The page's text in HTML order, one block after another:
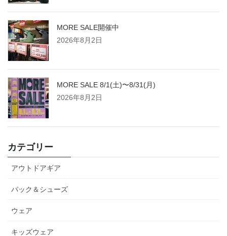
MORE SALE開催中
2026年8月2日
MORE SALE 8/1(土)〜8/31(月)
2026年8月2日
カテゴリー
アウトドアギア
パック＆シューズ
ウェア
キッズウェア